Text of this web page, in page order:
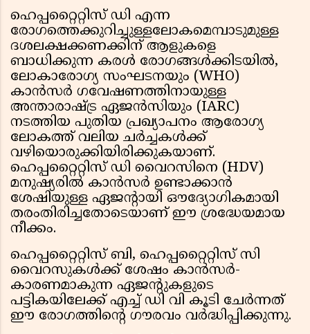
ഹെപ്പറ്റൈറ്റിസ് ഡി എന്ന
രോഗത്തെക്കുറിച്ചുള്ളലോകമെമ്പാടുമുള്ള
ദശലക്ഷക്കണക്കിന് ആളുകളെ
ബാധിക്കുന്ന കരൾ രോഗങ്ങൾക്കിടയിൽ,
ലോകാരോഗ്യ സംഘടനയും (WHO)
കാൻസർ ഗവേഷണത്തിനായുള്ള
അന്താരാഷ്ട്ര ഏജൻസിയും (IARC)
നടത്തിയ പുതിയ പ്രഖ്യാപനം ആരോഗ്യ
ലോകത്ത് വലിയ ചർച്ചകൾക്ക്
വഴിയൊരുക്കിയിരിക്കുകയാണ്.
ഹെപ്പറ്റൈറ്റിസ് ഡി വൈറസിനെ (HDV)
മനുഷ്യരിൽ കാൻസർ ഉണ്ടാക്കാൻ
ശേഷിയുള്ള ഏജന്റായി ഔദ്യോഗികമായി
തരംതിരിച്ചതോടെയാണ് ഈ ശ്രദ്ധേയമായ
നീക്കം.
ഹെപ്പറ്റൈറ്റിസ് ബി, ഹെപ്പറ്റൈറ്റിസ് സി
വൈറസുകൾക്ക് ശേഷം കാൻസർ-
കാരണമാകുന്ന ഏജന്റുകളുടെ
പട്ടികയിലേക്ക് എച്ച് ഡി വി കൂടി ചേർന്നത്
ഈ രോഗത്തിന്റെ ഗൗരവം വർദ്ധിപ്പിക്കുന്നു.